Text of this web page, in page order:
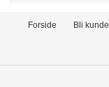
Forside Bli kunde